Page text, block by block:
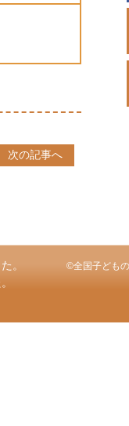
次の記事へ
。 ©全国子ども